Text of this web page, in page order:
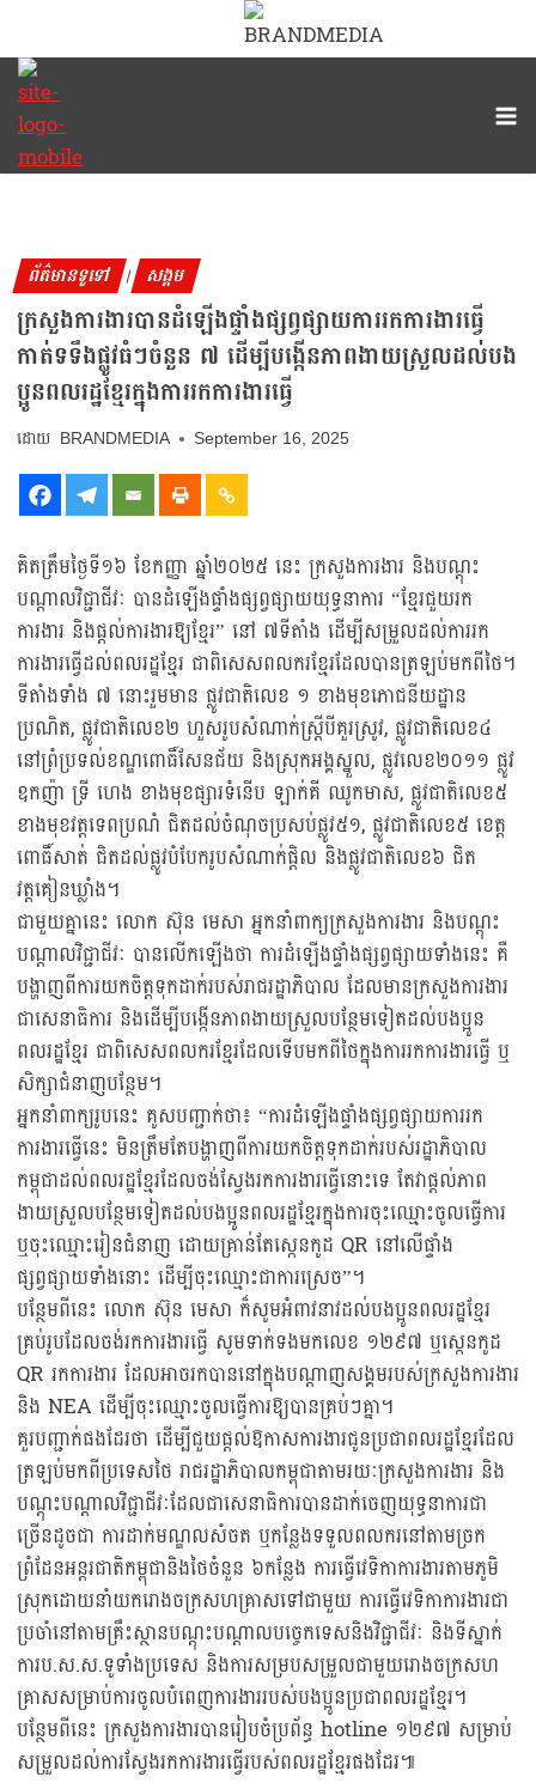
ព័ត៌មានទូទៅ | សង្គម
ក្រសួងការងារបានដំឡើងផ្ទាំងផ្សព្វផ្សាយការរកការងារធ្វើ
កាត់ទទឹងផ្លូវធំៗចំនួន ៧ ដើម្បីបង្កើនភាពងាយស្រួលដល់បង
ប្អូនពលរដ្ឋខ្មែរក្នុងការរកការងារធ្វើ
BRANDMEDIA September 16, 2025
គិតត្រឹមថ្ងៃទី១៦ ខែកញ្ញា ឆ្នាំ២០២៥ នេះ ក្រសួងការងារ និងបណ្តុះ
បណ្តាលវិជ្ជាជីវៈ បានដំឡើងផ្ទាំងផ្សព្វផ្សាយយុទ្ធនាការ “ខ្មែរជួយរក
ការងារ និងផ្តល់ការងារឱ្យខ្មែរ” នៅ ៧ទីតាំង ដើម្បីសម្រួលដល់ការរក
ការងារធ្វើដល់ពលរដ្ឋខ្មែរ ជាពិសេសពលករខ្មែរដែលបានត្រឡប់មកពីថៃ។
ទីតាំងទាំង ៧ នោះរួមមាន ផ្លូវជាតិលេខ ១ ខាងមុខភោជនីយដ្ឋាន
ប្រណិត, ផ្លូវជាតិលេខ២ ហួសរូបសំណាក់ស្ត្រីបីគួរស្រូវ, ផ្លូវជាតិលេខ៤
នៅព្រំប្រទល់ខណ្ឌពោធិ៍សែនជ័យ និងស្រុកអង្គស្នួល, ផ្លូវលេខ២០១១ ផ្លូវ
ឧកញ៉ា ទ្រី ហេង ខាងមុខផ្សារទំនើប ឡាក់គី ឈូកមាស, ផ្លូវជាតិលេខ៥
ខាងមុខវត្តទេពប្រណំ ជិតដល់ចំណុចប្រសប់ផ្លូវ៥១, ផ្លូវជាតិលេខ៥ ខេត្ត
ពោធិ៍សាត់ ជិតដល់ផ្លូវបំបែករូបសំណាក់ផ្តិល និងផ្លូវជាតិលេខ៦ ជិត
វត្តគៀនឃ្លាំង។
ជាមួយគ្នានេះ លោក ស៊ុន មេសា អ្នកនាំពាក្យក្រសួងការងារ និងបណ្តុះ
បណ្តាលវិជ្ជាជីវៈ បានលើកឡើងថា ការដំឡើងផ្ទាំងផ្សព្វផ្សាយទាំងនេះ គឺ
បង្ហាញពីការយកចិត្តទុកដាក់របស់រាជរដ្ឋាភិបាល ដែលមានក្រសួងការងារ
ជាសេនាធិការ និងដើម្បីបង្កើនភាពងាយស្រួលបន្ថែមទៀតដល់បងប្អូន
ពលរដ្ឋខ្មែរ ជាពិសេសពលករខ្មែរដែលទើបមកពីថៃក្នុងការរកការងារធ្វើ ឬ
សិក្សាជំនាញបន្ថែម។
អ្នកនាំពាក្យរូបនេះ គូសបញ្ជាក់ថា៖ “ការដំឡើងផ្ទាំងផ្សព្វផ្សាយការរក
ការងារធ្វើនេះ មិនត្រឹមតែបង្ហាញពីការយកចិត្តទុកដាក់របស់រដ្ឋាភិបាល
កម្ពុជាដល់ពលរដ្ឋខ្មែរដែលចង់ស្វែងរកការងារធ្វើនោះទេ តែវាផ្តល់ភាព
ងាយស្រួលបន្ថែមទៀតដល់បងប្អូនពលរដ្ឋខ្មែរក្នុងការចុះឈ្មោះចូលធ្វើការ
ឬចុះឈ្មោះរៀនជំនាញ ដោយគ្រាន់តែស្កេនកូដ QR នៅលើផ្ទាំង
ផ្សព្វផ្សាយទាំងនោះ ដើម្បីចុះឈ្មោះជាការស្រេច”។
បន្ថែមពីនេះ លោក ស៊ុន មេសា ក៏សូមអំពាវនាវដល់បងប្អូនពលរដ្ឋខ្មែរ
គ្រប់រូបដែលចង់រកការងារធ្វើ សូមទាក់ទងមកលេខ ១២៩៧ ឬស្កេនកូដ
QR រកការងារ ដែលអាចរកបាននៅក្នុងបណ្តាញសង្គមរបស់ក្រសួងការងារ
និង NEA ដើម្បីចុះឈ្មោះចូលធ្វើការឱ្យបានគ្រប់ៗគ្នា។
គួរបញ្ជាក់ផងដែរថា ដើម្បីជួយផ្តល់ឱកាសការងារជូនប្រជាពលរដ្ឋខ្មែរដែល
ត្រឡប់មកពីប្រទេសថៃ រាជរដ្ឋាភិបាលកម្ពុជាតាមរយៈក្រសួងការងារ និង
បណ្តុះបណ្តាលវិជ្ជាជីវៈដែលជាសេនាធិការបានដាក់ចេញយុទ្ធនាការជា
ច្រើនដូចជា ការដាក់មណ្ឌលសំចត ឬកន្លែងទទួលពលករនៅតាមច្រក
ព្រំដែនអន្តរជាតិកម្ពុជានិងថៃចំនួន ៦កន្លែង ការធ្វើវេទិកាការងារតាមភូមិ
ស្រុកដោយនាំយករោងចក្រសហគ្រាសទៅជាមួយ ការធ្វើវេទិកាការងារជា
ប្រចាំនៅតាមគ្រឹះស្ថានបណ្តុះបណ្តាលបច្ចេកទេសនិងវិជ្ជាជីវៈ និងទីស្នាក់
ការប.ស.ស.ទូទាំងប្រទេស និងការសម្របសម្រួលជាមួយរោងចក្រសហ
គ្រាសសម្រាប់ការចូលបំពេញការងាររបស់បងប្អូនប្រជាពលរដ្ឋខ្មែរ។
បន្ថែមពីនេះ ក្រសួងការងារបានរៀបចំប្រព័ន្ធ hotline ១២៩៧ សម្រាប់
សម្រួលដល់ការស្វែងរកការងារធ្វើរបស់ពលរដ្ឋខ្មែរផងដែរ៕